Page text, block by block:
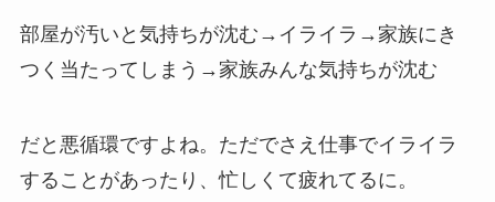
部屋が汚いと気持ちが沈む→イライラ→家族にき
つく当たってしまう→家族みんな気持ちが沈む
だと悪循環ですよね。ただでさえ仕事でイライラ
することがあったり、忙しくて疲れてるに。